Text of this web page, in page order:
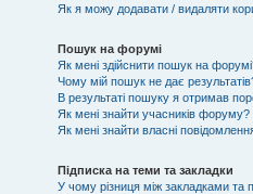
Як я можу додавати / видаляти
Пошук на форумі
Як мені здійснити пошук на
Чому мій пошук не дає
В результаті пошуку я отримав
Як мені знайти учасників форуму?
Як мені знайти власні
Підписка на теми та закладки
У чому різниця між закладками та